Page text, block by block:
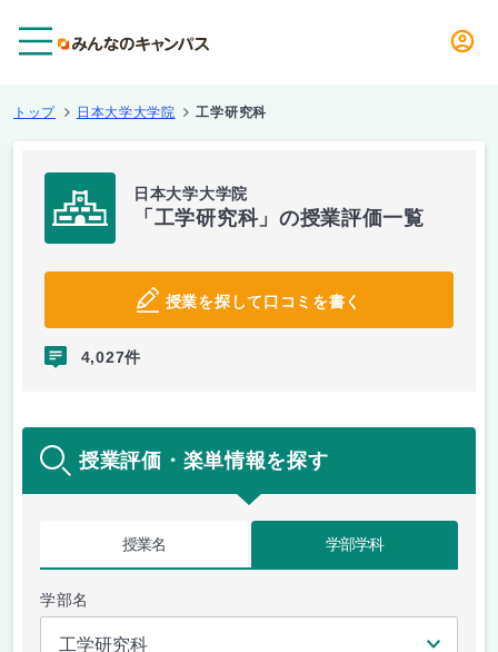
トップ 日本大学大学院 工学研究科
日本大学大学院
「工学研究科」の授業評価一覧
授業を探して口コミを書く
4,027件
授業評価・楽単情報を探す
授業名 学部学科
学部名